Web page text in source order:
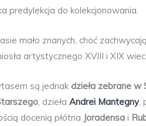
predylekcja do kolekcjonowania.
mało znanych, choć
artystycznego XVIII i XIX
są jednak dzieła zebrane
, dziełaAndrei Mantegny,
docenią płótna Joradensa i